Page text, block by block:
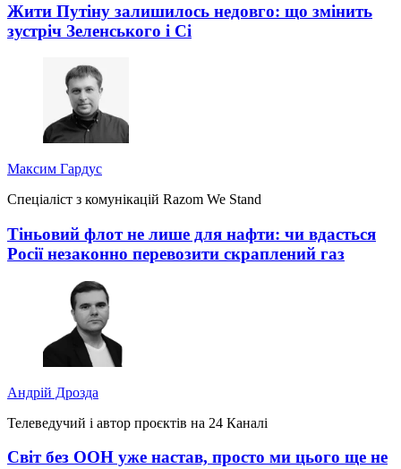
Жити Путіну залишилось недовго: що змінить
зустріч Зеленського і Сі
Максим Гардус
Спеціаліст з комунікацій Razom We Stand
Тіньовий флот не лише для нафти: чи вдасться
Росії незаконно перевозити скраплений газ
Андрій Дрозда
Телеведучий і автор проєктів на 24 Каналі
Світ без ООН уже настав, просто ми цього ще не